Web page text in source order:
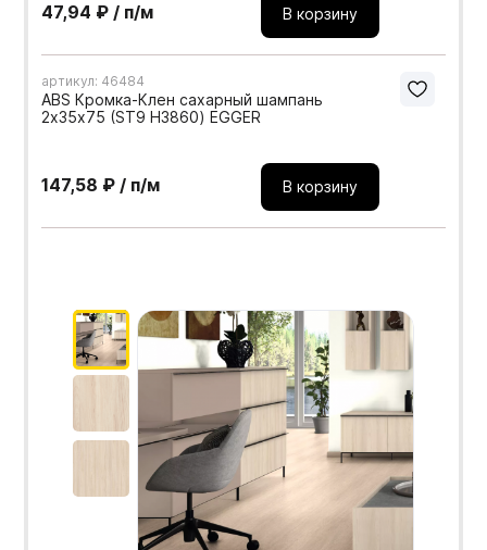
47,94 ₽ / п/м В корзину
артикул: 46484
ABS Кромка-Клен сахарный шампань
2х35х75 (ST9 H3860) EGGER
147,58 ₽ / п/м В корзину